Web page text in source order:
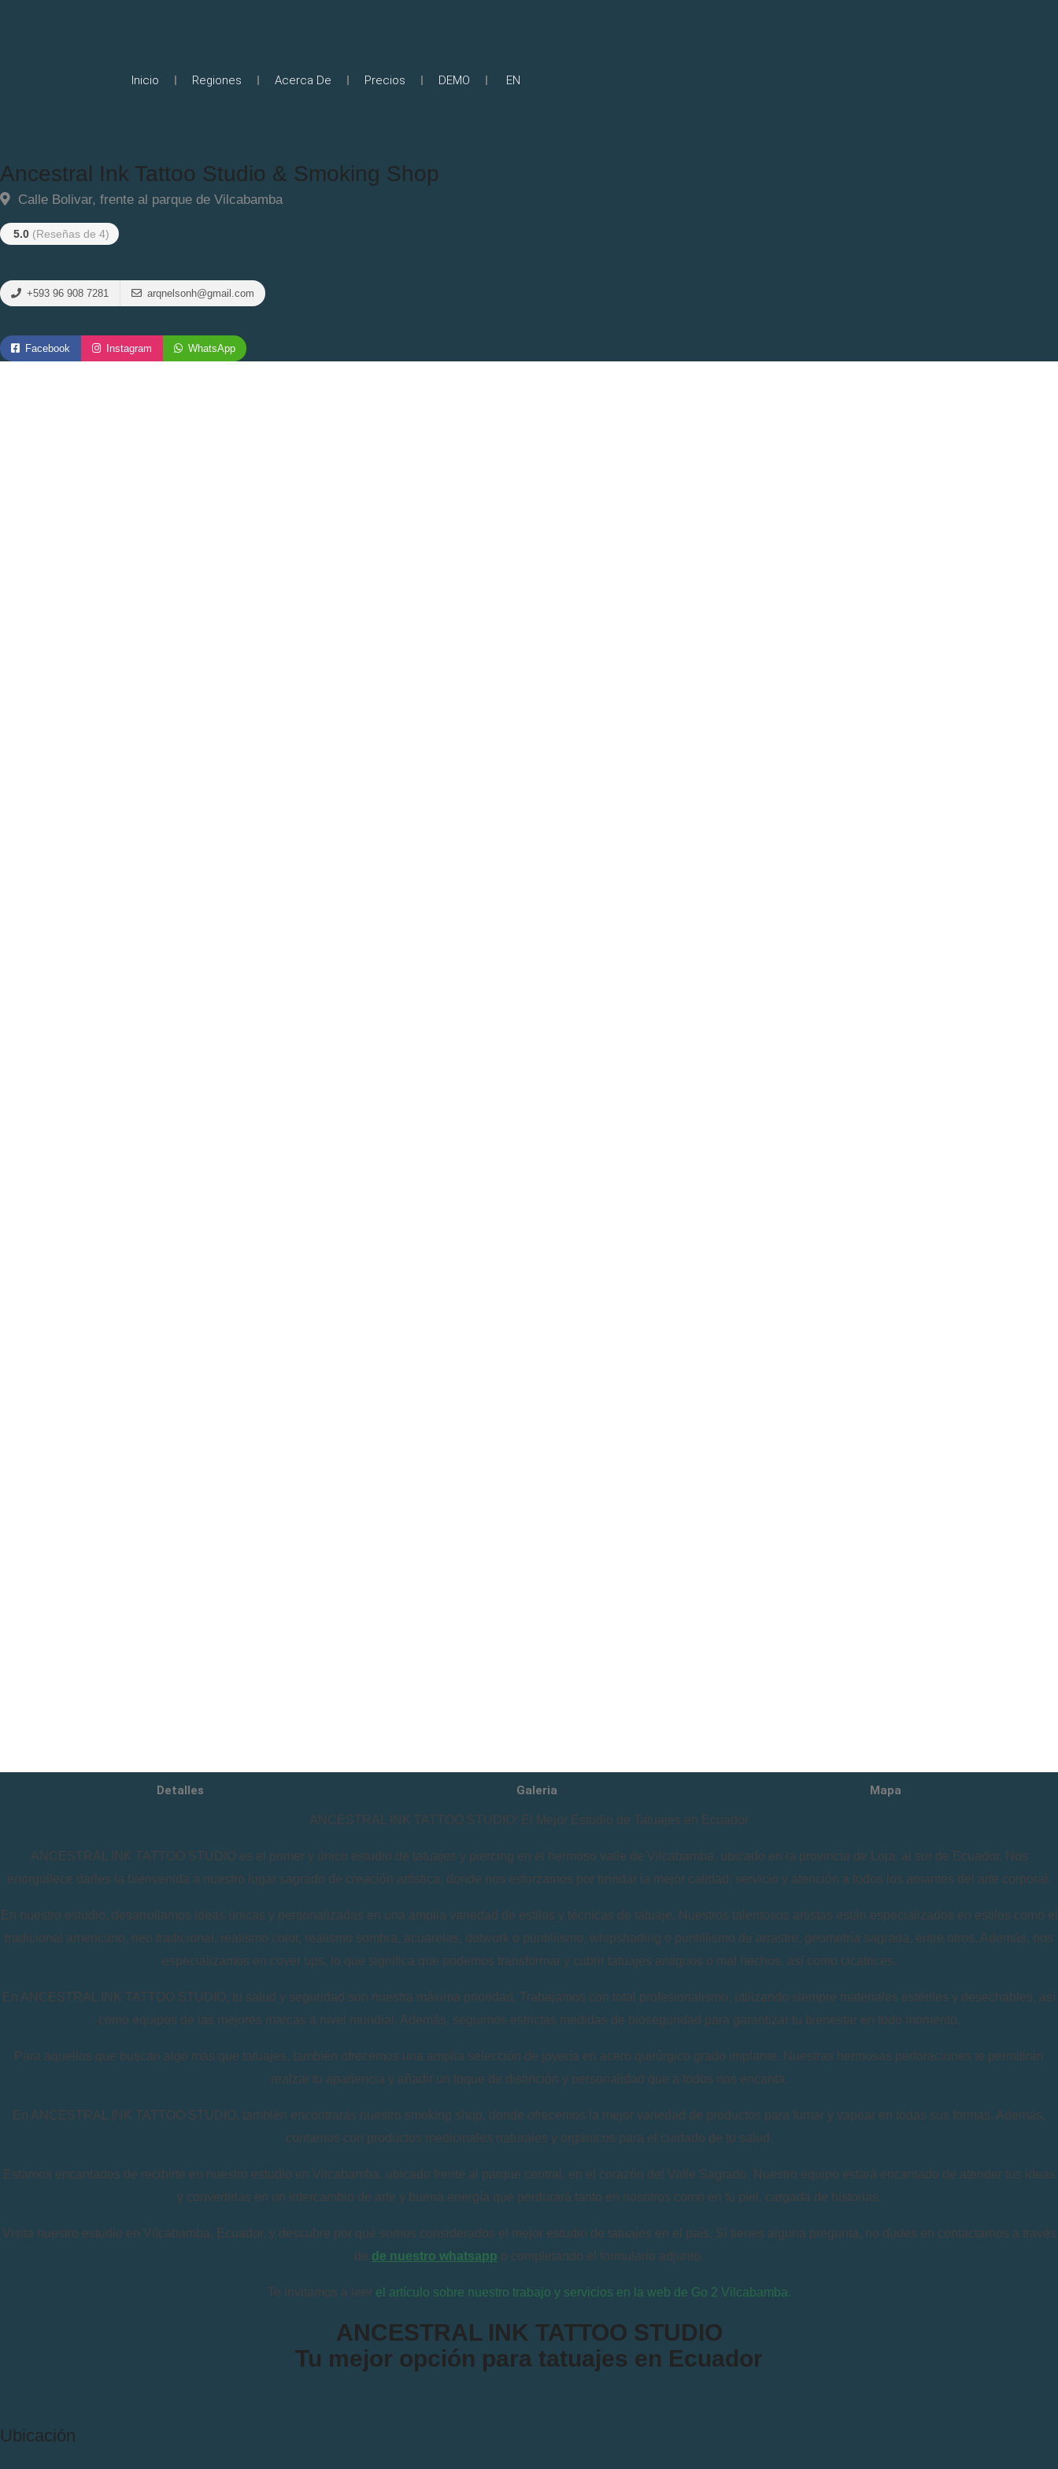
Inicio Regiones Acerca De Precios DEMO EN
Ancestral Ink Tattoo Studio & Smoking Shop
Calle Bolivar, frente al parque de Vilcabamba
5.0 (Reseñas de 4)
+593 96 908 7281 arqnelsonh@gmail.com
Facebook Instagram WhatsApp
Detalles Galeria Mapa
ANCESTRAL INK TATTOO STUDIO: El Mejor Estudio de Tatuajes en Ecuador
ANCESTRAL INK TATTOO STUDIO es el primer y único estudio de tatuajes y piercing en el hermoso valle de Vilcabamba, ubicado en la provincia de Loja, al sur de Ecuador. Nos
enorgullece darles la bienvenida a nuestro lugar sagrado de creación artística, donde nos esforzamos por brindar la mejor calidad, servicio y atención a todos los amantes del arte corporal.
En nuestro estudio, desarrollamos ideas únicas y personalizadas en una amplia variedad de estilos y técnicas de tatuaje. Nuestros talentosos artistas están especializados en estilos como el
tradicional americano, neo tradicional, realismo color, realismo sombra, acuarelas, dotwork o puntillismo, whipshading o puntillismo de arrastre, geometría sagrada, entre otros. Además, nos
especializamos en cover ups, lo que significa que podemos transformar y cubrir tatuajes antiguos o mal hechos, así como cicatrices.
En ANCESTRAL INK TATTOO STUDIO, tu salud y seguridad son nuestra máxima prioridad. Trabajamos con total profesionalismo, utilizando siempre materiales estériles y desechables, así
como equipos de las mejores marcas a nivel mundial. Además, seguimos estrictas medidas de bioseguridad para garantizar tu bienestar en todo momento.
Para aquellos que buscan algo más que tatuajes, también ofrecemos una amplia selección de joyería en acero quirúrgico grado implante. Nuestras hermosas perforaciones te permitirán
realzar tu apariencia y añadir un toque de distinción y personalidad que a todos nos encanta.
En ANCESTRAL INK TATTOO STUDIO, también encontrarás nuestro smoking shop, donde ofrecemos la mejor variedad de productos para fumar y vapear en todas sus formas. Además,
contamos con productos medicinales naturales y orgánicos para el cuidado de tu salud.
Estamos encantados de recibirte en nuestro estudio en Vilcabamba, ubicado frente al parque central, en el corazón del Valle Sagrado. Nuestro equipo estará encantado de atender tus ideas
y convertirlas en un intercambio de arte y buena energía que perdurará tanto en nosotros como en tu piel, cargada de historias.
Visita nuestro estudio en Vilcabamba, Ecuador, y descubre por qué somos considerados el mejor estudio de tatuajes en el país. Si tienes alguna pregunta, no dudes en contactarnos a través
de de nuestro whatsapp o completando el formulario adjunto.
Te invitamos a leer el artículo sobre nuestro trabajo y servicios en la web de Go 2 Vilcabamba.
ANCESTRAL INK TATTOO STUDIO
Tu mejor opción para tatuajes en Ecuador
Ubicación